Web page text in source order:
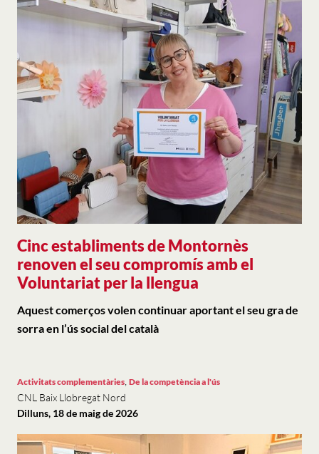
Cinc establiments de Montornès
renoven el seu compromís amb el
Voluntariat per la llengua
Aquest comerços volen continuar aportant el seu gra de
sorra en l’ús social del català
Activitats complementàries, De la competència a l'ús
CNL Baix Llobregat Nord
Dilluns, 18 de maig de 2026